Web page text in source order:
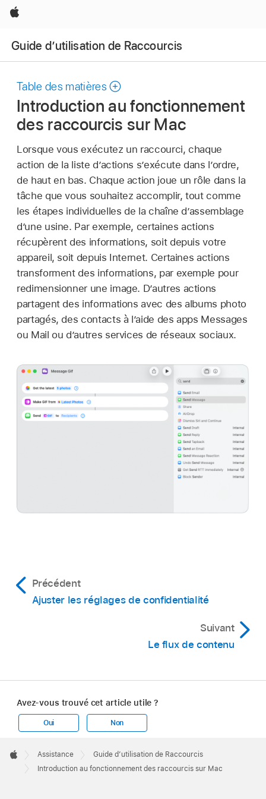
Apple
Guide d’utilisation de Raccourcis
Table des matières
Introduction au fonctionnement
des raccourcis sur Mac
Lorsque vous exécutez un raccourci, chaque
action de la liste d’actions s’exécute dans l’ordre,
de haut en bas. Chaque action joue un rôle dans la
tâche que vous souhaitez accomplir, tout comme
les étapes individuelles de la chaîne d’assemblage
d’une usine. Par exemple, certaines actions
récupèrent des informations, soit depuis votre
appareil, soit depuis Internet. Certaines actions
transforment des informations, par exemple pour
redimensionner une image. D’autres actions
partagent des informations avec des albums photo
partagés, des contacts à l’aide des apps Messages
ou Mail ou d’autres services de réseaux sociaux.
Précédent
Ajuster les réglages de confidentialité
Suivant
Le flux de contenu
Avez-vous trouvé cet article utile ?
Oui Non
Footer

Apple
Assistance
Guide d’utilisation de Raccourcis
Introduction au fonctionnement des raccourcis sur Mac